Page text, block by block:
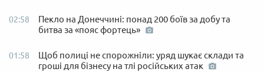
02:58
Пекло на Донеччині: понад 200 боїв за добу та
битва за «пояс фортець»
01:58
Щоб полиці не спорожніли: уряд шукає склади та
гроші для бізнесу на тлі російських атак